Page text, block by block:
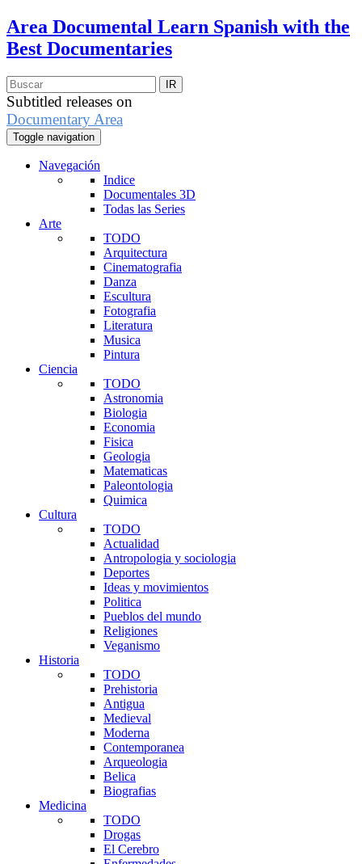
Area Documental Learn Spanish with the
Best Documentaries
Subtitled releases on
Documentary Area
Toggle navigation
Navegación
Indice
Documentales 3D
Todas las Series
Arte
TODO
Arquitectura
Cinematografia
Danza
Escultura
Fotografia
Literatura
Musica
Pintura
Ciencia
TODO
Astronomia
Biologia
Economia
Fisica
Geologia
Matematicas
Paleontologia
Quimica
Cultura
TODO
Actualidad
Antropologia y sociologia
Deportes
Ideas y movimientos
Politica
Pueblos del mundo
Religiones
Veganismo
Historia
TODO
Prehistoria
Antigua
Medieval
Moderna
Contemporanea
Arqueologia
Belica
Biografias
Medicina
TODO
Drogas
El Cerebro